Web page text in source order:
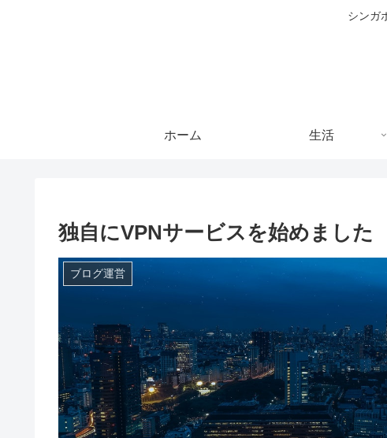
シンガ
ホーム 生活
独自にVPNサービスを始めました
ブログ運営